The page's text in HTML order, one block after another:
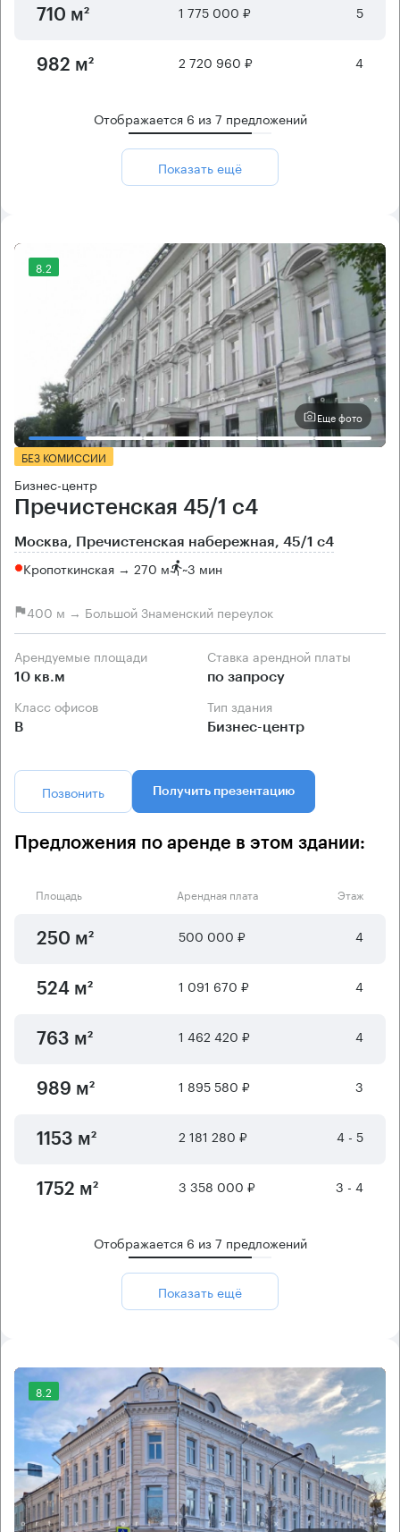
710 м² 1 775 000 ₽ 5
982 м² 2 720 960 ₽ 4
Отображается 6 из7 предложений
Показать ещё
8.2
Еще фото
БЕЗ КОМИССИИ
Бизнес-центр
Пречистенская 45/1 с4
Москва, Пречистенская набережная, 45/1 с4
Кропоткинская → 270 м ~3 мин
400 м → Большой Знаменский переулок
Арендуемые площади
10 кв.м
Ставка арендной платы
по запросу
Класс офисов
B
Тип здания
Бизнес-центр
Позвонить Получить презентацию
Предложения по аренде в этом здании:
Площадь Арендная плата Этаж
250 м² 500 000 ₽ 4
524 м² 1 091 670 ₽ 4
763 м² 1 462 420 ₽ 4
989 м² 1 895 580 ₽ 3
1153 м² 2 181 280 ₽ 4 - 5
1752 м² 3 358 000 ₽ 3 - 4
Отображается 6 из7 предложений
Показать ещё
8.2